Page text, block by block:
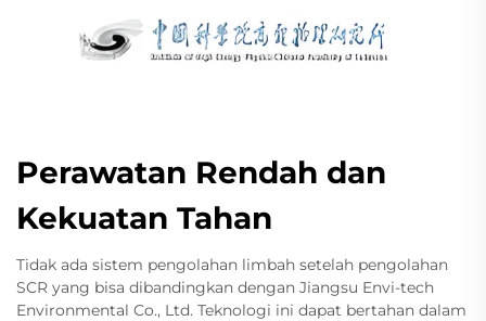
Perawatan Rendah dan
Kekuatan Tahan
Tidak ada sistem pengolahan limbah setelah pengolahan
SCR yang bisa dibandingkan dengan Jiangsu Envi-tech
Environmental Co., Ltd. Teknologi ini dapat bertahan dalam